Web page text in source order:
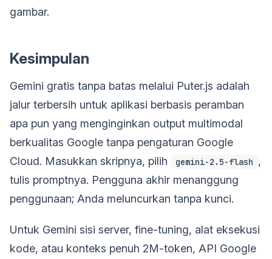
gambar.
Kesimpulan
Gemini gratis tanpa batas melalui Puter.js adalah
jalur terbersih untuk aplikasi berbasis peramban
apa pun yang menginginkan output multimodal
berkualitas Google tanpa pengaturan Google
Cloud. Masukkan skripnya, pilih
gemini-2.5-flash ,
tulis promptnya. Pengguna akhir menanggung
penggunaan; Anda meluncurkan tanpa kunci.
Untuk Gemini sisi server, fine-tuning, alat eksekusi
kode, atau konteks penuh 2M-token, API Google